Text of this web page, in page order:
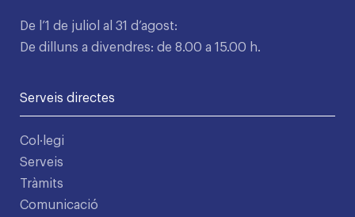
De l’1 de juliol al 31 d’agost:
De dilluns a divendres: de 8.00 a 15.00 h.
Serveis directes
Col·legi
Serveis
Tràmits
Comunicació